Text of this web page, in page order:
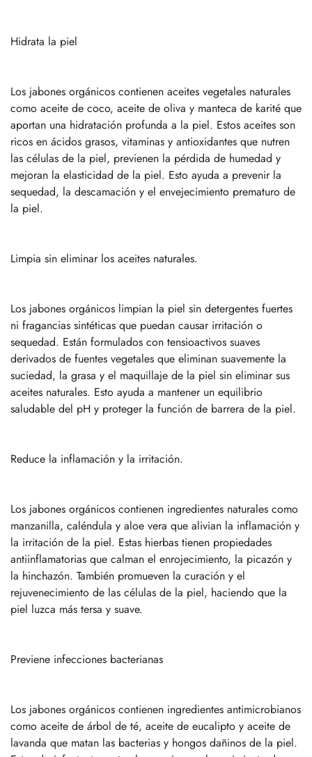
Hidrata la piel
Los jabones orgánicos contienen aceites vegetales naturales
como aceite de coco, aceite de oliva y manteca de karité que
aportan una hidratación profunda a la piel. Estos aceites son
ricos en ácidos grasos, vitaminas y antioxidantes que nutren
las células de la piel, previenen la pérdida de humedad y
mejoran la elasticidad de la piel. Esto ayuda a prevenir la
sequedad, la descamación y el envejecimiento prematuro de
la piel.
Limpia sin eliminar los aceites naturales.
Los jabones orgánicos limpian la piel sin detergentes fuertes
ni fragancias sintéticas que puedan causar irritación o
sequedad. Están formulados con tensioactivos suaves
derivados de fuentes vegetales que eliminan suavemente la
suciedad, la grasa y el maquillaje de la piel sin eliminar sus
aceites naturales. Esto ayuda a mantener un equilibrio
saludable del pH y proteger la función de barrera de la piel.
Reduce la inflamación y la irritación.
Los jabones orgánicos contienen ingredientes naturales como
manzanilla, caléndula y aloe vera que alivian la inflamación y
la irritación de la piel. Estas hierbas tienen propiedades
antiinflamatorias que calman el enrojecimiento, la picazón y
la hinchazón. También promueven la curación y el
rejuvenecimiento de las células de la piel, haciendo que la
piel luzca más tersa y suave.
Previene infecciones bacterianas
Los jabones orgánicos contienen ingredientes antimicrobianos
como aceite de árbol de té, aceite de eucalipto y aceite de
lavanda que matan las bacterias y hongos dañinos de la piel.